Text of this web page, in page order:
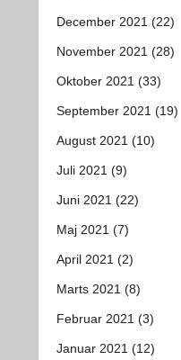
December 2021 (22)
November 2021 (28)
Oktober 2021 (33)
September 2021 (19)
August 2021 (10)
Juli 2021 (9)
Juni 2021 (22)
Maj 2021 (7)
April 2021 (2)
Marts 2021 (8)
Februar 2021 (3)
Januar 2021 (12)